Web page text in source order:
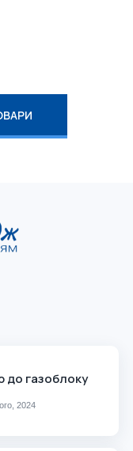
до газоблоку
2024